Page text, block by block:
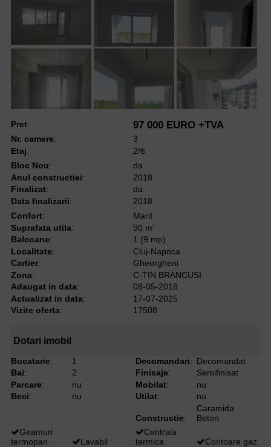
Pret: 97 000 EURO +TVA
Nr. camere:
3
Etaj:
2/6
Bloc Nou:
da
Anul constructiei:
2018
Finalizat:
da
Data finalizarii:
2018
Confort:
Marit
Suprafata utila: 90 m2
Balcoane:
1 (9 mp)
Localitate:
Cluj-Napoca
Cartier:
Gheorgheni
Zona:
C-TIN BRANCUSI
Adaugat in data:
08-05-2018
Actualizat in data:
17-07-2025
Vizite oferta: 17508
Dotari imobil
Bucatarie:
1
Bai:
2
Parcare:
nu
Beci: nu
Decomandari: Decomandat
Finisaje:
Semifinisat
Mobilat:
nu
Utilat: nu
Constructie:
Caramida
Beton
Geamuri
termopan
Lavabil
Centrala
termica
Contoare gaz